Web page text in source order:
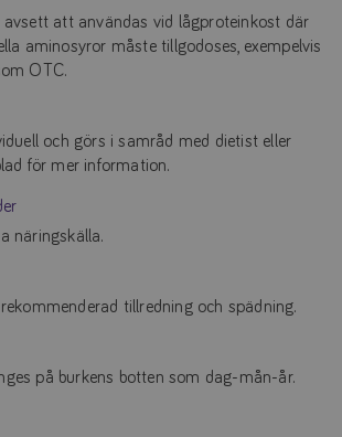
avsett att användas vid lågproteinkost där
aminosyror måste tillgodoses, exempelvis
OTC.
och görs i samråd med dietist eller
för mer information.
näringskälla.
tillredning och spädning.
på burkens botten som dag-mån-år.